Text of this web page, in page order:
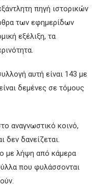
πηγή ιστορικών
των εφημερίδων
εξέλιξη, τα
αυτή είναι 143 με
δεμένες σε τόμους
αναγνωστικό κοινό,
δεν δανείζεται.
με λήψη από κάμερα
που φυλάσσονται